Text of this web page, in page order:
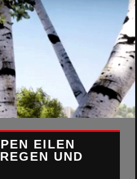
EILEN
UND